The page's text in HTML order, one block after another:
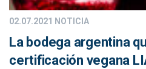
02.07.2021 NOTICIA
La bodega argentina
certificación vegana